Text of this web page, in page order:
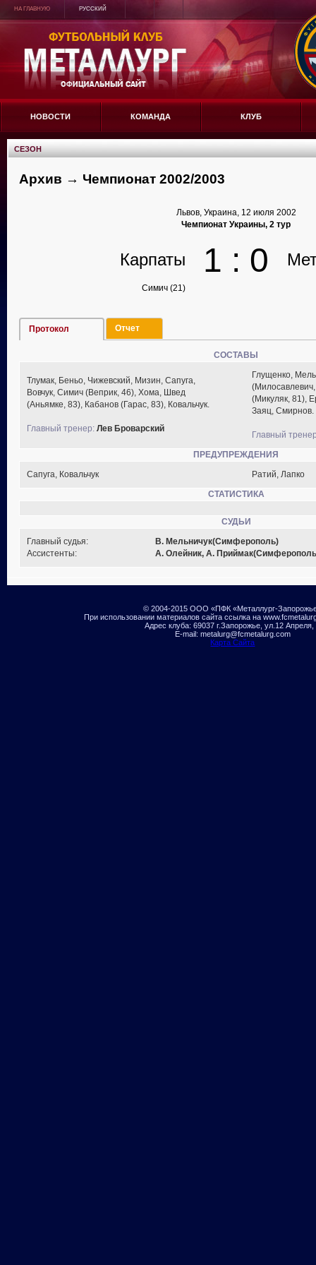
НА ГЛАВНУЮ РУССКИЙ
НОВОСТИ КОМАНДА КЛУБ
СЕЗОН
Архив → Чемпионат 2002/2003
Львов, Украина, 12 июля 2002
Чемпионат Украины, 2 тур
Карпаты 1 : 0
Симич (21)
Протокол Отчет
СОСТАВЫ
Тлумак, Беньо, Чижевский, Мизин, Сапуга,
Вовчук, Симич (Веприк, 46), Хома, Швед
(Аньямке, 83), Кабанов (Гарас, 83), Ковальчук.
Главный тренер: Лев Броварский
Глущенко,
(Микуляк, 81),
Заяц, Смирнов.
Главный
ПРЕДУПРЕЖДЕНИЯ
Сапуга, Ковальчук
Ратий, Лапко
СТАТИСТИКА
СУДЬИ
Главный судья:
Ассистенты:
В. Мельничук(Симферополь)
А. Олейник, А.
© 2004-2015 ООО «ПФК «Металлург-
При использовании материалов сайта ссылка на
Адрес клуба: 69037 г.Запорожье, ул.12 Апреля,
E-mail: metalurg@fcmetalurg.com
Карта Сайта